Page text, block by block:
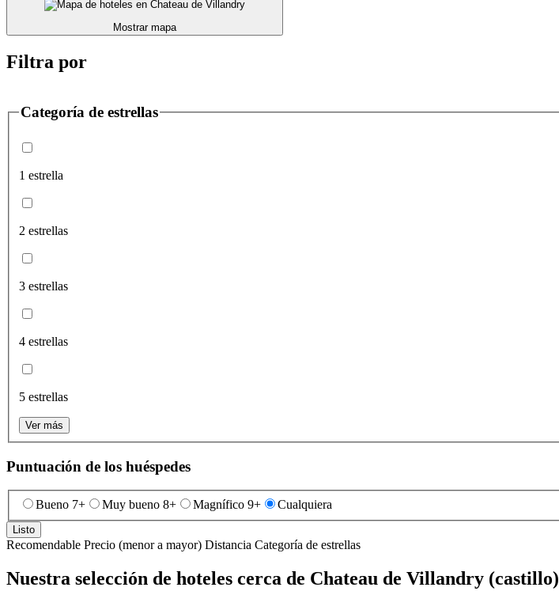
Mostrar mapa
Filtra por
Categoría de estrellas
1 estrella
2 estrellas
3 estrellas
4 estrellas
5 estrellas
Ver más
Puntuación de los huéspedes
Bueno 7+ Muy bueno 8+ Magnífico 9+ Cualquiera
Listo
Recomendable Precio (menor a mayor) Distancia Categoría de estrellas
Nuestra selección de hoteles cerca de Chateau de Villandry (castillo)